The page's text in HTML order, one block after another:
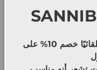
SANNIB
كترحيب بالزوار الجدد، أضفنا تلقائيًا خصم 10% على